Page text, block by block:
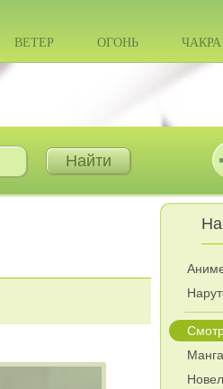
ВЕТЕР ОГОНЬ ЧАКРА